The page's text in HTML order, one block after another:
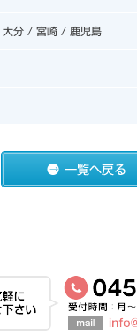
分 / 宮崎 / 鹿児島